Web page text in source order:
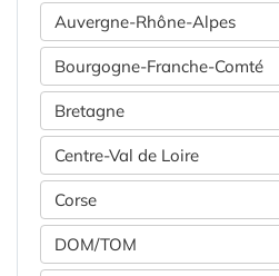
Auvergne-Rhône-Alpes
Bourgogne-Franche-Comté
Bretagne
Centre-Val de Loire
Corse
DOM/TOM